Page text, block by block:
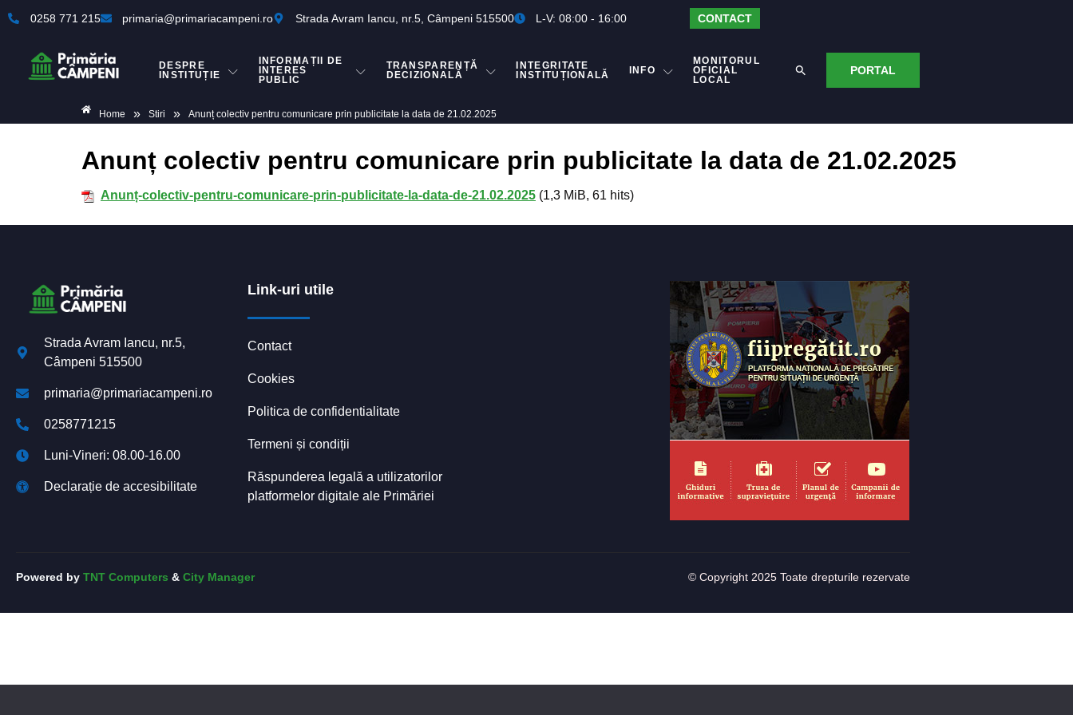
0258 771 215 primaria@primariacampeni.ro Strada Avram Iancu, nr.5, Câmpeni 515500 L-V: 08:00 - 16:00 CONTACT
DESPRE
INSTITUȚIE
INFORMAȚII DE
INTERES
PUBLIC
TRANSPARENȚĂ
DECIZIONALĂ
INTEGRITATE
INSTITUȚIONALĂ
INFO
MONITORUL
OFICIAL
LOCAL
PORTAL
Home » Stiri » Anunț colectiv pentru comunicare prin publicitate la data de 21.02.2025
Anunț colectiv pentru comunicare prin publicitate la data de 21.02.2025
Anunț-colectiv-pentru-comunicare-prin-publicitate-la-data-de-21.02.2025 (1,3 MiB, 61 hits)
Strada Avram Iancu, nr.5,
Câmpeni 515500
primaria@primariacampeni.ro
0258771215
Luni-Vineri: 08.00-16.00
Declarație de accesibilitate
Link-uri utile
Contact
Cookies
Politica de confidentialitate
Termeni și condiții
Răspunderea legală a utilizatorilor
platformelor digitale ale Primăriei
Powered by TNT Computers & City Manager © Copyright 2025 Toate drepturile rezervate